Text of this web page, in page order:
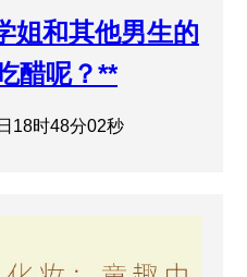
姐和其他男生的
醋呢？**
18时48分02秒